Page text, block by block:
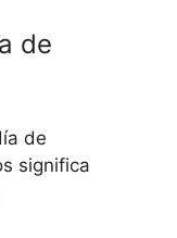
de
de
significa